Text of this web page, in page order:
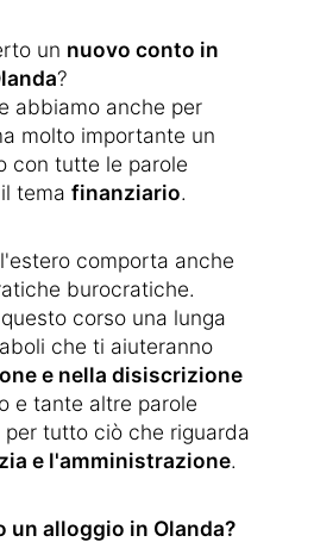
un nuovo conto in
?
abbiamo anche per
molto importante un
con tutte le parole
tema finanziario.
comporta anche
burocratiche.
corso una lunga
che ti aiuteranno
e nella disiscrizione
e tante altre parole
per tutto ciò che riguarda
e l'amministrazione.
un alloggio in Olanda?